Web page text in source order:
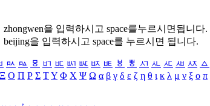
zhongwen을 입력하시고 space를누르시면됩니다.
beijing을 입력하시고 space를 누르시면 됩니다.
ㅯ ㅰ ㅱ ㅲ ㅳ ㅴ ㅵ ㅶ ㅷ ㅸ ㅹ ㅺ ㅻ ㅼ ㅽ ㅾ ㅿ
Ξ Ο Π Ρ Σ ΤΥ Φ Χ Ψ Ω α β γ δ ε ζ η θ ι κ λ μ ν ξ ο π